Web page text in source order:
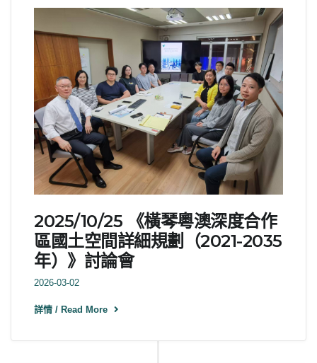
2025/10/25 《橫琴粵澳深度合作
區國土空間詳細規劃（2021-2035
年）》討論會
2026-03-02
詳情 / Read More